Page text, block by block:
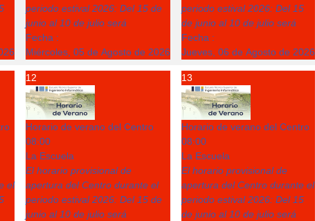
periodo estival 2026: Del 15 de
junio al 10 de julio será
Fecha :
Miércoles, 05 de Agosto de 2026
periodo estival 2026: Del 15
de junio al 10 de julio será
Fecha :
Jueves, 06 de Agosto de 2026
el
12
Horario de verano del Centro
08:00
La Escuela
El horario provisional de
apertura del Centro durante el
periodo estival 2026: Del 15 de
junio al 10 de julio será
13
Horario de verano del Centro
08:00
La Escuela
El horario provisional de
apertura del Centro durante el
periodo estival 2026: Del 15
de junio al 10 de julio será